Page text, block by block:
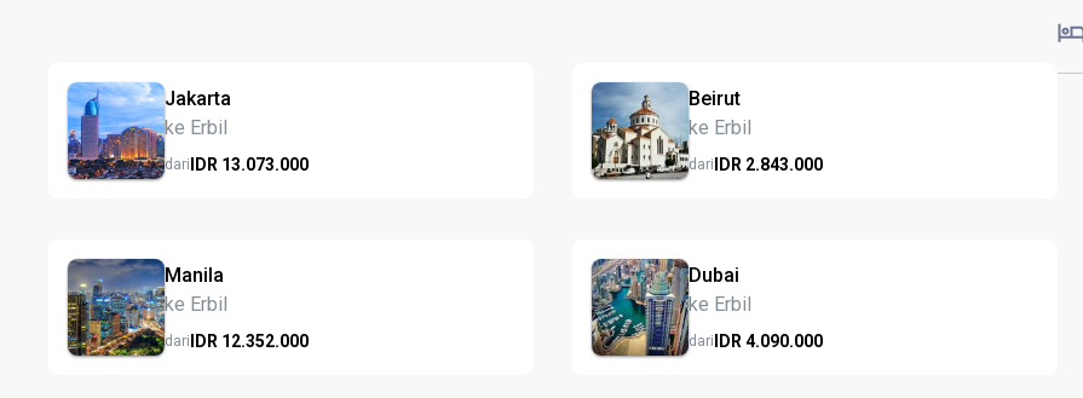
Jakarta
ke Erbil
dariIDR 13.073.000
Beirut
ke Erbil
dariIDR 2.843.000
Manila
ke Erbil
dariIDR 12.352.000
Dubai
ke Erbil
dariIDR4.090.000